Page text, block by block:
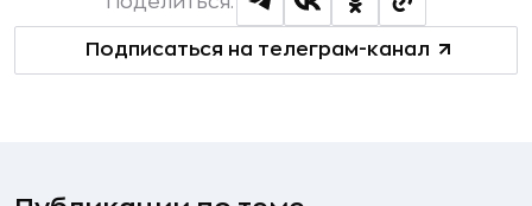
Подписаться на телеграм-канал